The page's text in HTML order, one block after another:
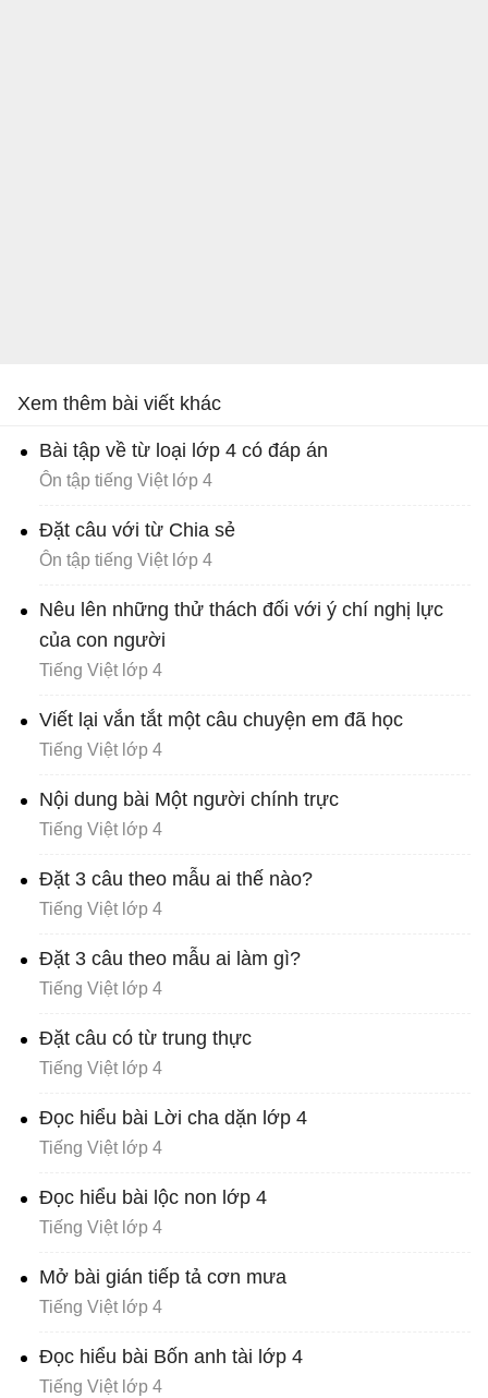
Xem thêm bài viết khác
Bài tập về từ loại lớp 4 có đáp án
Ôn tập tiếng Việt lớp 4
Đặt câu với từ Chia sẻ
Ôn tập tiếng Việt lớp 4
Nêu lên những thử thách đối với ý chí nghị lực
của con người
Tiếng Việt lớp 4
Viết lại vắn tắt một câu chuyện em đã học
Tiếng Việt lớp 4
Nội dung bài Một người chính trực
Tiếng Việt lớp 4
Đặt 3 câu theo mẫu ai thế nào?
Tiếng Việt lớp 4
Đặt 3 câu theo mẫu ai làm gì?
Tiếng Việt lớp 4
Đặt câu có từ trung thực
Tiếng Việt lớp 4
Đọc hiểu bài Lời cha dặn lớp 4
Tiếng Việt lớp 4
Đọc hiểu bài lộc non lớp 4
Tiếng Việt lớp 4
Mở bài gián tiếp tả cơn mưa
Tiếng Việt lớp 4
Đọc hiểu bài Bốn anh tài lớp 4
Tiếng Việt lớp 4